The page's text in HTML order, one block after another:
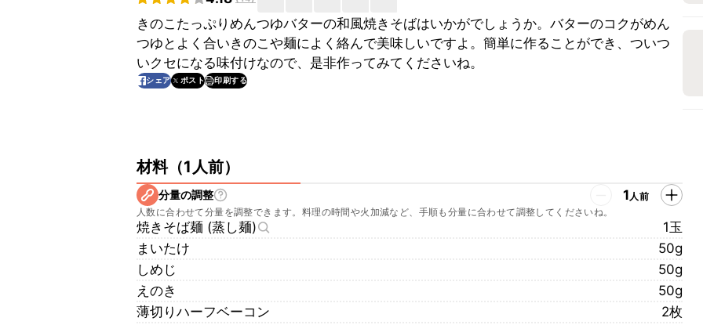
きのこたっぷりめんつゆバターの和風焼きそばはいかがでしょうか。バターのコクがめん
つゆとよく合いきのこや麺によく絡んで美味しいですよ。簡単に作ることができ、ついつ
いクセになる味付けなので、是非作ってみてくださいね。
シェア ポスト 印刷する
材料（1人前）
分量の調整 1人前
人数に合わせて分量を調整できます。料理の時間や火加減など、手順も分量に合わせて調整してくださいね。
焼きそば麺 (蒸し麺)
1玉
まいたけ
50g
しめじ
50g
えのき
50g
薄切りハーフベーコン
2枚